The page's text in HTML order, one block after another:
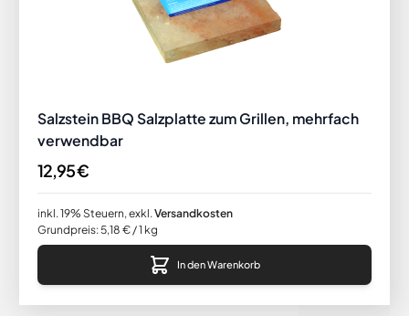
Salzstein BBQ Salzplatte zum Grillen, mehrfach
verwendbar
12,95 €
inkl. 19% Steuern, exkl. Versandkosten
Grundpreis:5,18 € / 1 kg
In den Warenkorb